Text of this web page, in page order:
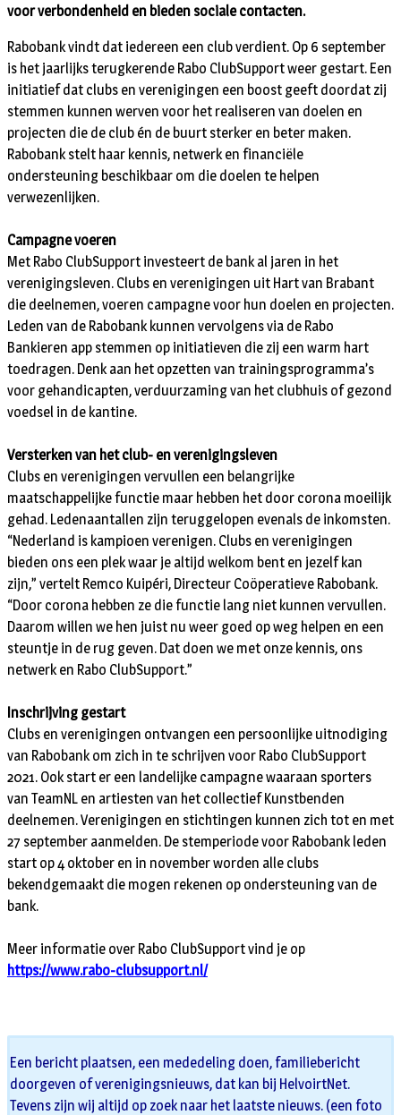
voor verbondenheid en bieden sociale contacten.
Rabobank vindt dat iedereen een club verdient. Op 6 september
is het jaarlijks terugkerende Rabo ClubSupport weer gestart. Een
initiatief dat clubs en verenigingen een boost geeft doordat zij
stemmen kunnen werven voor het realiseren van doelen en
projecten die de club én de buurt sterker en beter maken.
Rabobank stelt haar kennis, netwerk en financiële
ondersteuning beschikbaar om die doelen te helpen
verwezenlijken.
Campagne voeren
Met Rabo ClubSupport investeert de bank al jaren in het
verenigingsleven. Clubs en verenigingen uit Hart van Brabant
die deelnemen, voeren campagne voor hun doelen en projecten.
Leden van de Rabobank kunnen vervolgens via de Rabo
Bankieren app stemmen op initiatieven die zij een warm hart
toedragen. Denk aan het opzetten van trainingsprogramma’s
voor gehandicapten, verduurzaming van het clubhuis of gezond
voedsel in de kantine.
Versterken van het club- en verenigingsleven
Clubs en verenigingen vervullen een belangrijke
maatschappelijke functie maar hebben het door corona moeilijk
gehad. Ledenaantallen zijn teruggelopen evenals de inkomsten.
“Nederland is kampioen verenigen. Clubs en verenigingen
bieden ons een plek waar je altijd welkom bent en jezelf kan
zijn,” vertelt Remco Kuipéri, Directeur Coöperatieve Rabobank.
“Door corona hebben ze die functie lang niet kunnen vervullen.
Daarom willen we hen juist nu weer goed op weg helpen en een
steuntje in de rug geven. Dat doen we met onze kennis, ons
netwerk en Rabo ClubSupport.”
Inschrijving gestart
Clubs en verenigingen ontvangen een persoonlijke uitnodiging
van Rabobank om zich in te schrijven voor Rabo ClubSupport
2021. Ook start er een landelijke campagne waaraan sporters
van TeamNL en artiesten van het collectief Kunstbenden
deelnemen. Verenigingen en stichtingen kunnen zich tot en met
27 september aanmelden. De stemperiode voor Rabobank leden
start op 4 oktober en in november worden alle clubs
bekendgemaakt die mogen rekenen op ondersteuning van de
bank.
Meer informatie over Rabo ClubSupport vind je op
https://www.rabo-clubsupport.nl/
Een bericht plaatsen, een mededeling doen, familiebericht
doorgeven of verenigingsnieuws, dat kan bij HelvoirtNet.
Tevens zijn wij altijd op zoek naar het laatste nieuws. (een foto